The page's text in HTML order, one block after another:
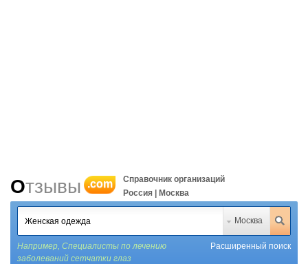
Отзывы .com
Справочник организаций
Россия | Москва
Москва
Например, Специалисты по лечению
заболеваний сетчатки глаз
Расширенный поиск